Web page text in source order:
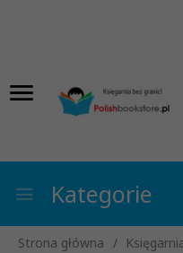
Kategorie
Strona główna